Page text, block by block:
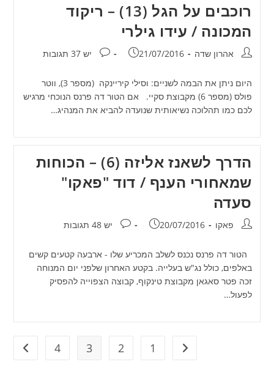
רוכבים על הגל (13) – ריקוד
המכונה / עידו גילרי
מחבר:אהרון שדה פורסם:
21/07/2016 תגובות:
יש 37 תגובות
היום ניתן את הבמה לשניים: וסילי קיריינקה (מספר 3), ווטר
פולס (מספר 6) מקבוצת סקיי. אם הטור דה פרנס הנוכחי מרגיש
לכם כמו תהלוכה נשיאותית שנועדה להביא את המנהיג…
הדרך לשאנז אליזה (6) – הכוחות
שמאחורי הענף / דוד "פאקו"
סעדה
מחבר:פאקו פורסם:
20/07/2016 תגובות:
יש 48 תגובות
הטור דה פרנס נכנס לשלב המכריע שלו - ארבעה קטעים קשים
באלפים, כולל נג"ש בעלייה. בקטע האחרון שלפני יום המנוחה
זכה פטר סאגאן מקבוצת טינקוף, קבוצה הצפוייה להפסיק
לפעול…
מעבר לעמוד הקודם
1
2
3
4 מעבר